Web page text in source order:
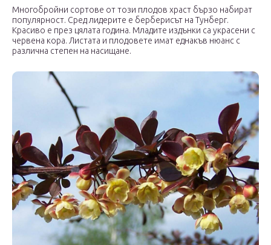
Многобройни сортове от този плодов храст бързо набират
популярност. Сред лидерите е берберисът на Тунберг.
Красиво е през цялата година. Младите издънки са украсени с
червена кора. Листата и плодовете имат еднакъв нюанс с
различна степен на насищане.